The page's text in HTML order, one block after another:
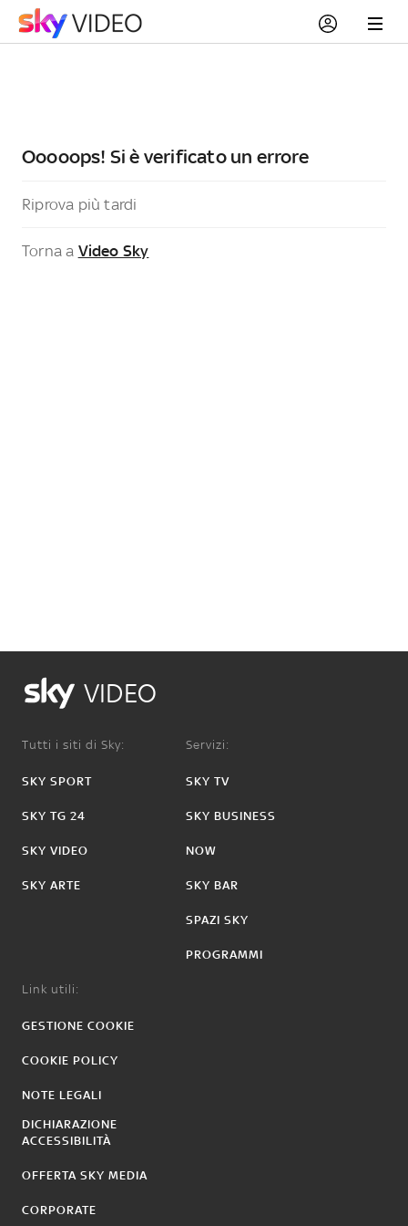
Ooooops! Si è verificato un errore
Riprova più tardi
Torna a Video Sky
VIDEO
Tutti i siti di Sky:
SKY SPORT
SKY TG 24
SKY VIDEO
SKY ARTE
Servizi:
SKY TV
SKY BUSINESS
NOW
SKY BAR
SPAZI SKY
PROGRAMMI
Link utili:
GESTIONE COOKIE
COOKIE POLICY
NOTE LEGALI
DICHIARAZIONE
ACCESSIBILITÀ
OFFERTA SKY MEDIA
CORPORATE